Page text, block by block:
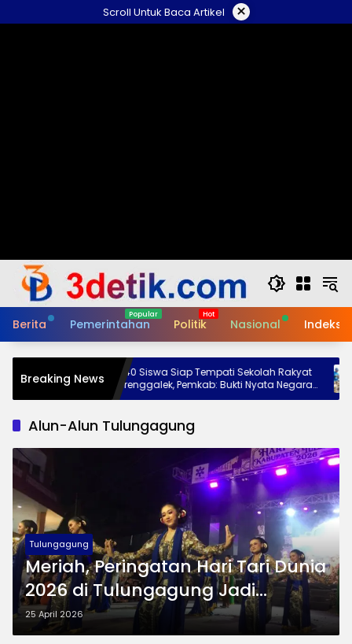
to
Scroll Untuk Baca Artikel ×
Berita Pemerintahan Politik Nasional Indeks
Breaking News
ke
Jaga
240 Siswa Siap Tempati Sekolah Rakyat
Trenggalek, Pemkab: Bukti Nyata Negara
Hadir untuk Anak Kurang Mampu
Alun-Alun Tulungagung
Tulungagung
Meriah, Peringatan Hari Tari Dunia
2026 di Tulungagung Jadi
Panggung Pelestarian Budaya
25 April 2026